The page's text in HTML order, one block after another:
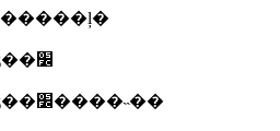
����2����׼��׼�����ļ�
����3����ҵ��ʒ��׼
����4����ҵ��ʒ��׼����˵��